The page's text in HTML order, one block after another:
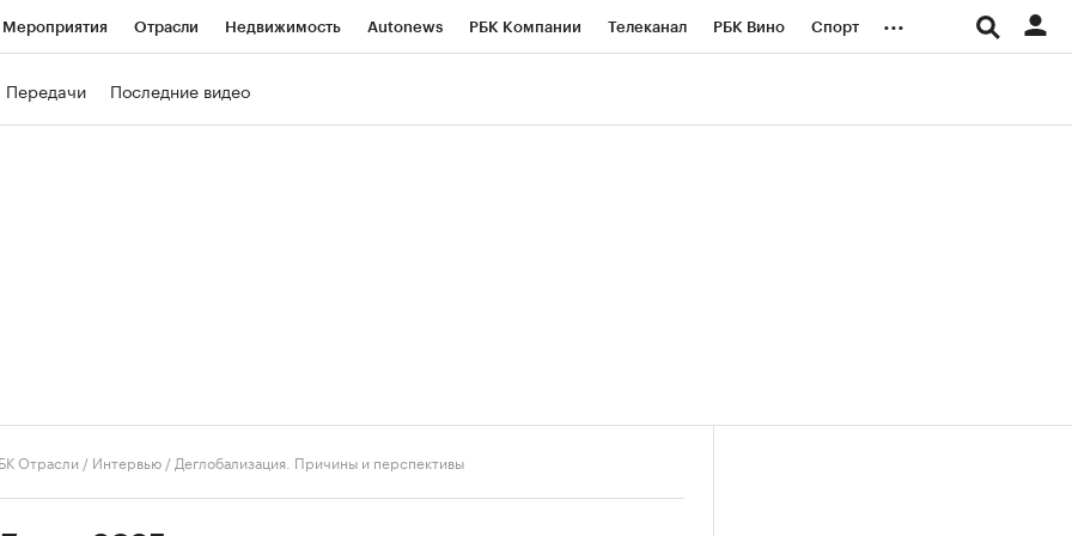
Мероприятия Отрасли Недвижимость Autonews РБК Компании Телеканал РБК Вино Спорт ...
Передачи Последние видео
Отрасли / Интервью / Деглобализация. Причины и перспективы